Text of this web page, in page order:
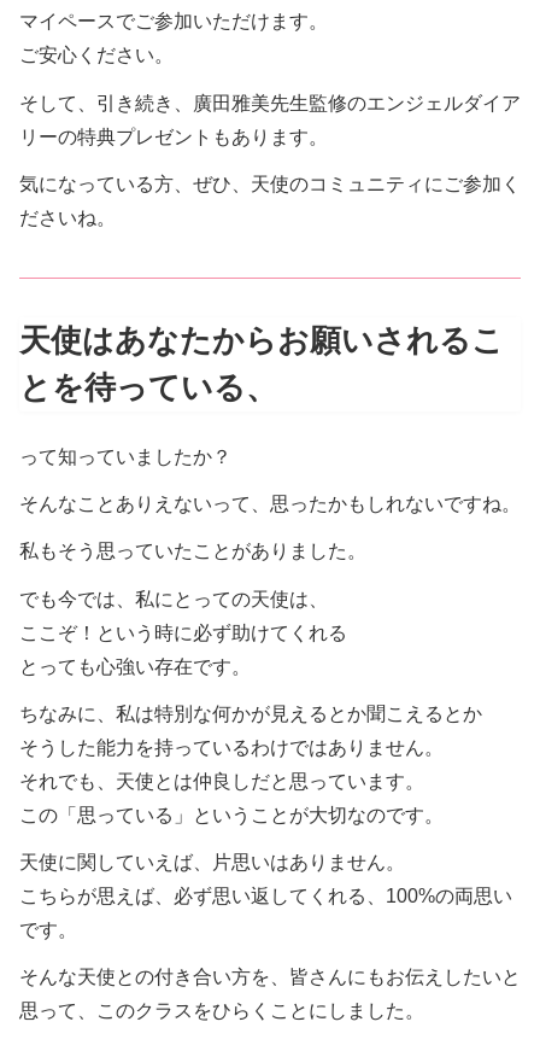
マイペースでご参加いただけます。
ご安心ください。
そして、引き続き、廣田雅美先生監修のエンジェルダイア
リーの特典プレゼントもあります。
気になっている方、ぜひ、天使のコミュニティにご参加く
ださいね。
天使はあなたからお願いされるこ
とを待っている、
って知っていましたか？
そんなことありえないって、思ったかもしれないですね。
私もそう思っていたことがありました。
でも今では、私にとっての天使は、
ここぞ！という時に必ず助けてくれる
とっても心強い存在です。
ちなみに、私は特別な何かが見えるとか聞こえるとか
そうした能力を持っているわけではありません。
それでも、天使とは仲良しだと思っています。
この「思っている」ということが大切なのです。
天使に関していえば、片思いはありません。
こちらが思えば、必ず思い返してくれる、100%の両思い
です。
そんな天使との付き合い方を、皆さんにもお伝えしたいと
思って、このクラスをひらくことにしました。